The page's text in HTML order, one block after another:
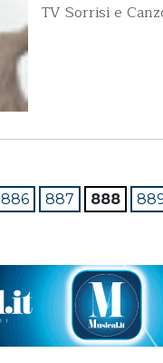
TV Sorrisi e
886 887 888